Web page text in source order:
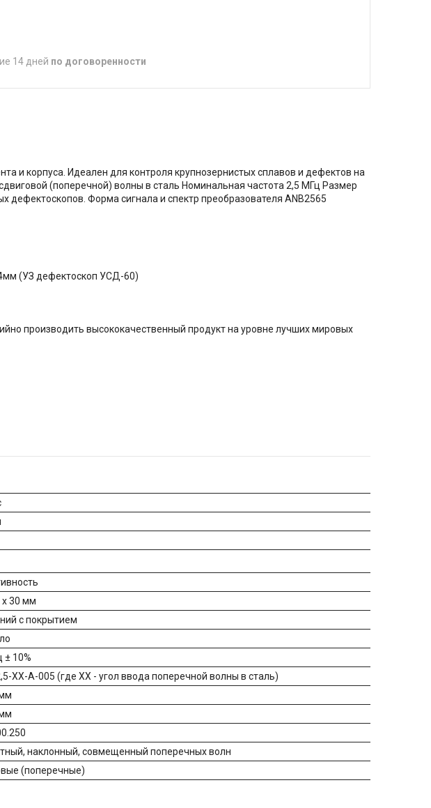
14 дней по договоренности
и корпуса. Идеален для контроля крупнозернистых сплавов и дефектов на
(поперечной) волны в сталь Номинальная частота 2,5 МГц Размер
дефектоскопов. Форма сигнала и спектр преобразователя ANB2565
(УЗ дефектоскоп УСД-60)
производить высококачественный продукт на уровне лучших мировых
х 30 мм
с покрытием
± 10%
ХХ-А-005 (где XX - угол ввода поперечной волны в сталь)
наклонный, совмещенный поперечных волн
(поперечные)